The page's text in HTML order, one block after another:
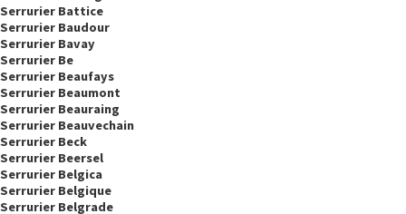
Serrurier Battice
Serrurier Baudour
Serrurier Bavay
Serrurier Be
Serrurier Beaufays
Serrurier Beaumont
Serrurier Beauraing
Serrurier Beauvechain
Serrurier Beck
Serrurier Beersel
Serrurier Belgica
Serrurier Belgique
Serrurier Belgrade